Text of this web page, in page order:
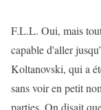
F.L.L. Oui, mais
capable d'aller
Koltanovski, qui a
sans voir en petit
parties. On disait